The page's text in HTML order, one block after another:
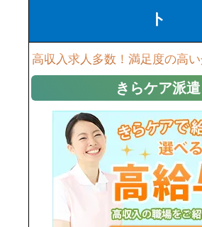
ト
高収入求人多数！満足度の高
きらケア派遣